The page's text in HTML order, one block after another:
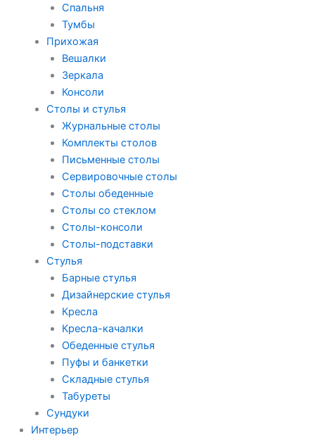
Спальня
Тумбы
Прихожая
Вешалки
Зеркала
Консоли
Столы и стулья
Журнальные столы
Комплекты столов
Письменные столы
Сервировочные столы
Столы обеденные
Столы со стеклом
Столы-консоли
Столы-подставки
Стулья
Барные стулья
Дизайнерские стулья
Кресла
Кресла-качалки
Обеденные стулья
Пуфы и банкетки
Складные стулья
Табуреты
Сундуки
Интерьер